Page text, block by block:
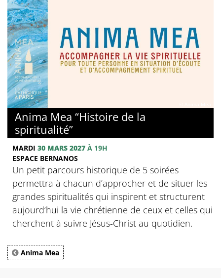
Anima Mea “Histoire de la
spiritualité”
MARDI 30 MARS 2027 À 19H
ESPACE BERNANOS
Un petit parcours historique de 5 soirées
permettra à chacun d’approcher et de situer les
grandes spiritualités qui inspirent et structurent
aujourd’hui la vie chrétienne de ceux et celles qui
cherchent à suivre Jésus-Christ au quotidien.
Anima Mea